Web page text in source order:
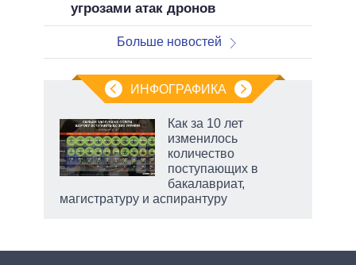
угрозами атак дронов
Больше новостей
ИНФОГРАФИКА
Как за 10 лет
изменилось
количество
поступающих в
бакалавриат,
магистратуру и аспирантуру